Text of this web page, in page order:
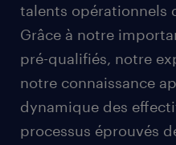
talents opérationnels
Grâce à notre
pré-qualifiés, notre
notre connaissance
dynamique des
processus éprouvés